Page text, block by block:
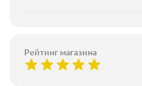
Рейтинг магазина